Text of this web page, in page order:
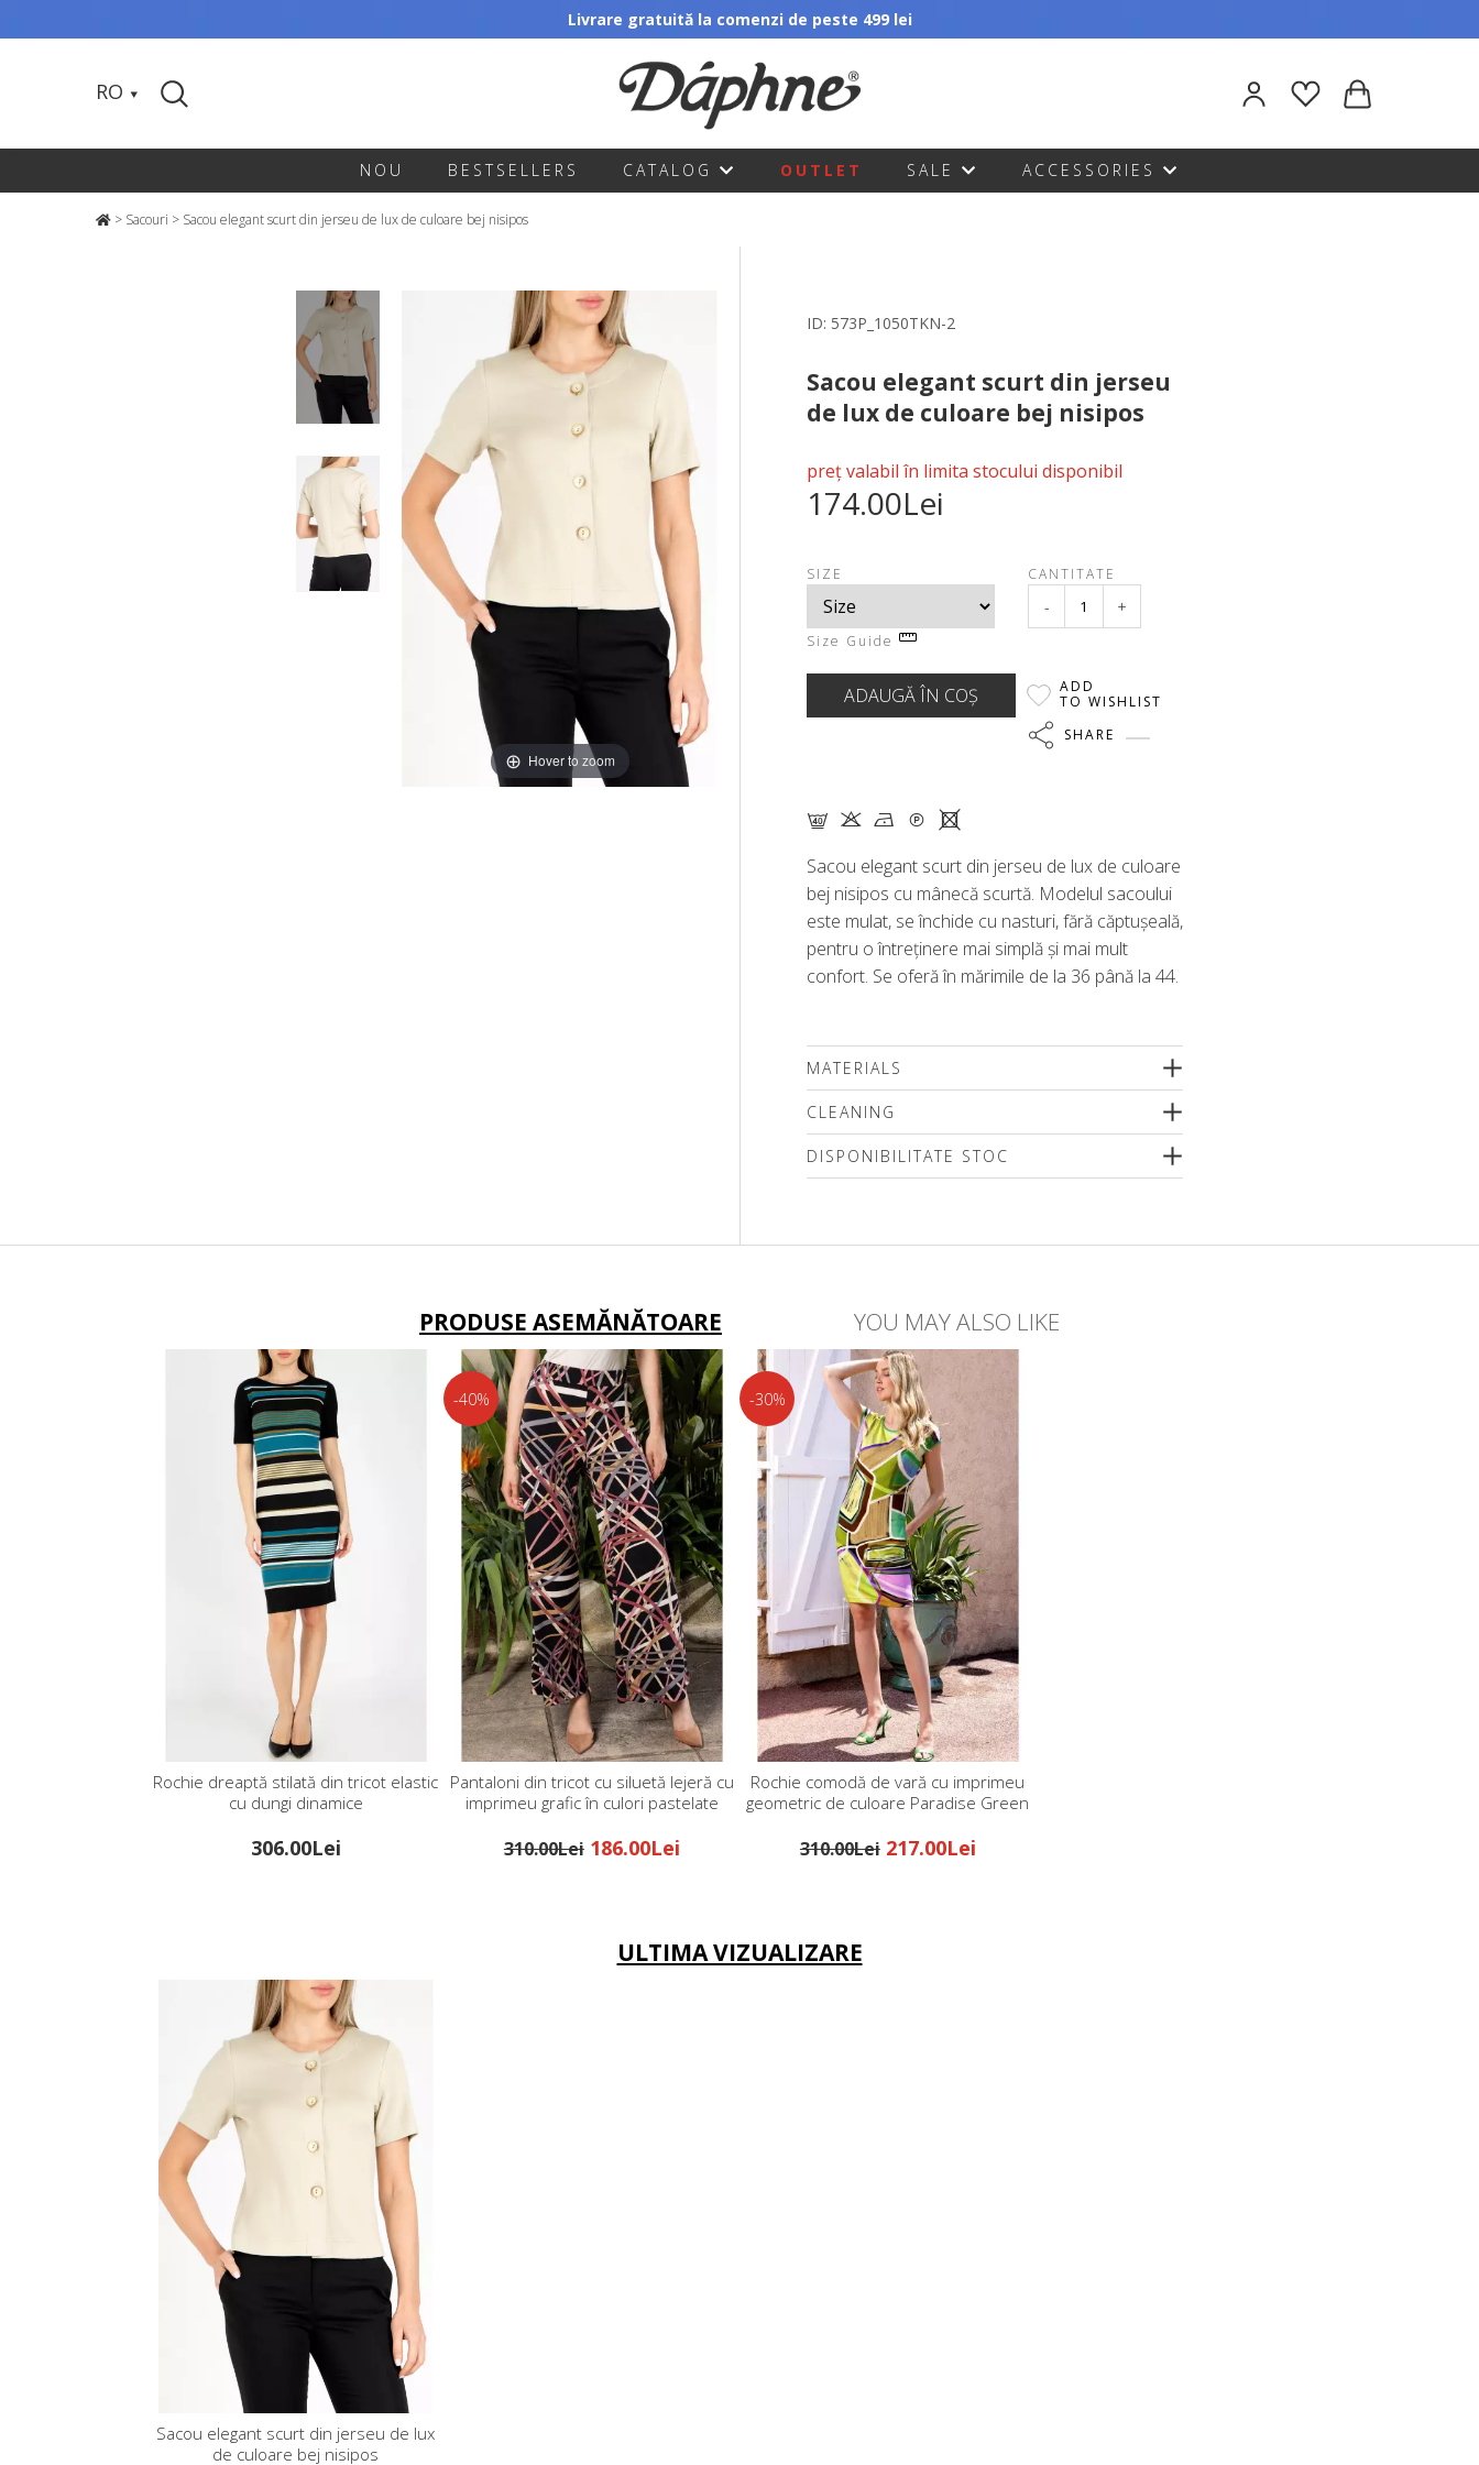
Livrare gratuită la comenzi de peste 499 lei
RO
NOU BESTSELLERS CATALOG OUTLET SALE ACCESSORIES
> Sacouri > Sacou elegant scurt din jerseu de lux de culoare bej nisipos
Hover to zoom
ID: 573P_1050TKN-2
Sacou elegant scurt din jerseu
de lux de culoare bej nisipos
preț valabil în limita stocului disponibil
174.00Lei
SIZE
Size Guide
CANTITATE
- +
ADD
TO WISHLIST
SHARE
F K N Q X
Sacou elegant scurt din jerseu de lux de culoare
bej nisipos cu mânecă scurtă. Modelul sacoului
este mulat, se închide cu nasturi, fără căptușeală,
pentru o întreținere mai simplă și mai mult
confort. Se oferă în mărimile de la 36 până la 44.
MATERIALS
CLEANING
DISPONIBILITATE STOC
PRODUSE ASEMĂNĂTOARE YOU MAY ALSO LIKE
Rochie dreaptă stilată din tricot elastic
cu dungi dinamice
306.00Lei
Pantaloni din tricot cu siluetă lejeră cu
imprimeu grafic în culori pastelate
310.00Lei 186.00Lei
-40%
Rochie comodă de vară cu imprimeu
geometric de culoare Paradise Green
310.00Lei 217.00Lei
-30%
ULTIMA VIZUALIZARE
Sacou elegant scurt din jerseu de lux
de culoare bej nisipos